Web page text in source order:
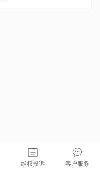
维权投诉 客户服务